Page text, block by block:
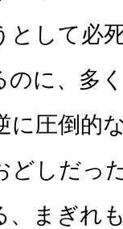
として必
のに、多
に圧倒的
どしだっ
、まぎれ